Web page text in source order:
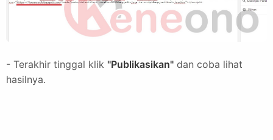
- Terakhir tinggal klik "Publikasikan" dan coba lihat
hasilnya.